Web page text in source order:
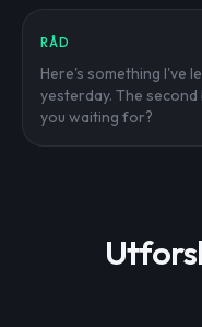
RÅD
Here's something I've
yesterday. The
you waiting for?